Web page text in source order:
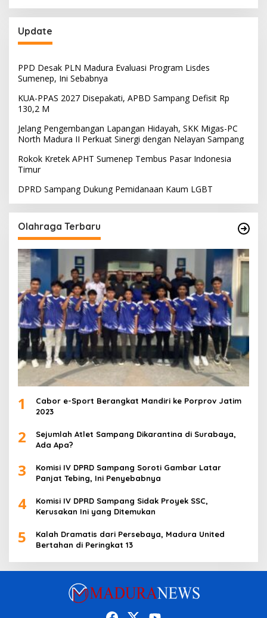
Update
PPD Desak PLN Madura Evaluasi Program Lisdes
Sumenep, Ini Sebabnya
KUA-PPAS 2027 Disepakati, APBD Sampang Defisit Rp
130,2 M
Jelang Pengembangan Lapangan Hidayah, SKK Migas-PC
North Madura II Perkuat Sinergi dengan Nelayan Sampang
Rokok Kretek APHT Sumenep Tembus Pasar Indonesia
Timur
DPRD Sampang Dukung Pemidanaan Kaum LGBT
Olahraga Terbaru
1
Cabor e-Sport Berangkat Mandiri ke Porprov Jatim
2023
2
Sejumlah Atlet Sampang Dikarantina di Surabaya,
Ada Apa?
3
Komisi IV DPRD Sampang Soroti Gambar Latar
Panjat Tebing, Ini Penyebabnya
4
Komisi IV DPRD Sampang Sidak Proyek SSC,
Kerusakan Ini yang Ditemukan
5
Kalah Dramatis dari Persebaya, Madura United
Bertahan di Peringkat 13